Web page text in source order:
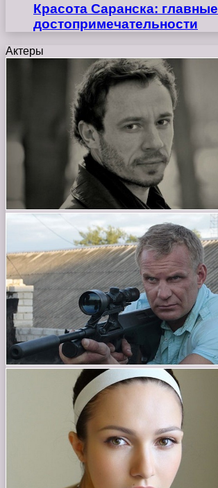
Красота Саранска: главные
достопримечательности
Актеры